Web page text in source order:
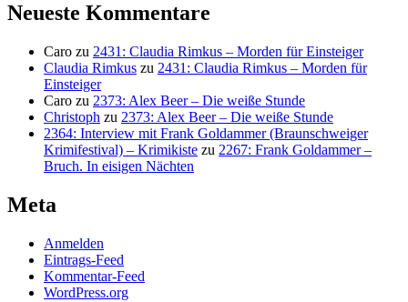
Neueste Kommentare
Caro zu 2431: Claudia Rimkus – Morden für Einsteiger
Claudia Rimkus zu 2431: Claudia Rimkus – Morden für
Einsteiger
Caro zu 2373: Alex Beer – Die weiße Stunde
Christoph zu 2373: Alex Beer – Die weiße Stunde
2364: Interview mit Frank Goldammer (Braunschweiger
Krimifestival) – Krimikiste zu 2267: Frank Goldammer –
Bruch. In eisigen Nächten
Meta
Anmelden
Eintrags-Feed
Kommentar-Feed
WordPress.org